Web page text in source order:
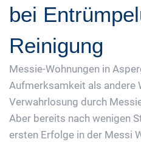
bei
Reinigung
Messie-Wohnungen in
Aufmerksamkeit als andere
Verwahrlosung durch
Aber bereits nach wenigen
ersten Erfolge in der Messi